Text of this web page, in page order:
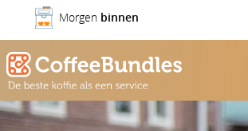
Morgen binnen